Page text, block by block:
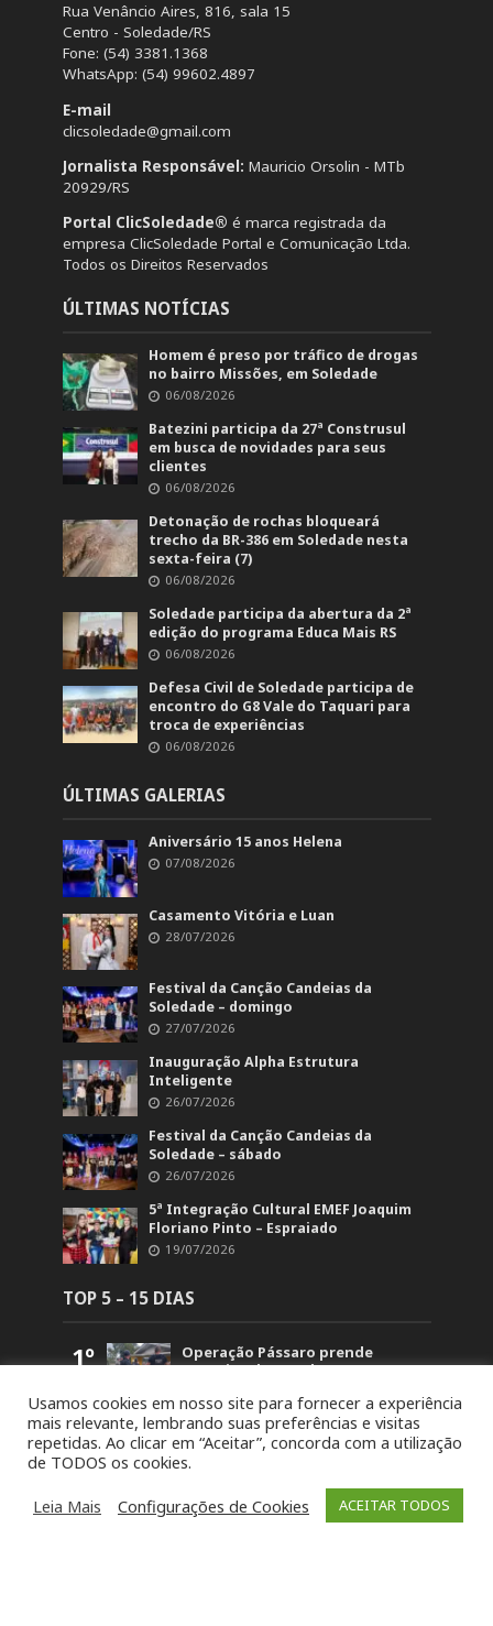
Rua Venâncio Aires, 816, sala 15
Centro - Soledade/RS
Fone: (54) 3381.1368
WhatsApp: (54) 99602.4897
E-mail
clicsoledade@gmail.com
Jornalista Responsável: Mauricio Orsolin - MTb
20929/RS
Portal ClicSoledade® é marca registrada da
empresa ClicSoledade Portal e Comunicação Ltda.
Todos os Direitos Reservados
ÚLTIMAS NOTÍCIAS
Homem é preso por tráfico de drogas
no bairro Missões, em Soledade
06/08/2026
Batezini participa da 27ª Construsul
em busca de novidades para seus
clientes
06/08/2026
Detonação de rochas bloqueará
trecho da BR-386 em Soledade nesta
sexta-feira (7)
06/08/2026
Soledade participa da abertura da 2ª
edição do programa Educa Mais RS
06/08/2026
Defesa Civil de Soledade participa de
encontro do G8 Vale do Taquari para
troca de experiências
06/08/2026
ÚLTIMAS GALERIAS
Aniversário 15 anos Helena
07/08/2026
Casamento Vitória e Luan
28/07/2026
Festival da Canção Candeias da
Soledade – domingo
27/07/2026
Inauguração Alpha Estrutura
Inteligente
26/07/2026
Festival da Canção Candeias da
Soledade – sábado
26/07/2026
5ª Integração Cultural EMEF Joaquim
Floriano Pinto – Espraiado
19/07/2026
TOP 5 – 15 DIAS
1º
Operação Pássaro prende
suspeito de mandar matar
5.867
2º
Retorno no acesso a Arvorezinha
permanece bloqueado na BR-386
até domingo (26)
3º
19ª Ronda Crioula do Piquete
Cambará é lançada na
Usamos cookies em nosso site para fornecer a experiência
mais relevante, lembrando suas preferências e visitas
repetidas. Ao clicar em “Aceitar”, concorda com a utilização
de TODOS os cookies.
Leia Mais
Configurações de Cookies ACEITAR TODOS